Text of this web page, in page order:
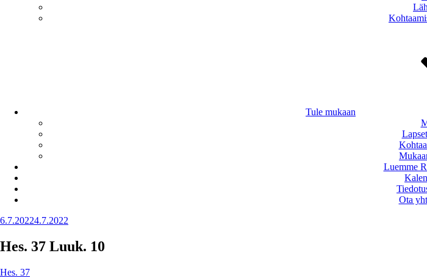
Tule mukaan
Luemme
Ota
Julkaistu
6.7.20224.7.2022
Hes. 37 Luuk. 10
Hes. 37